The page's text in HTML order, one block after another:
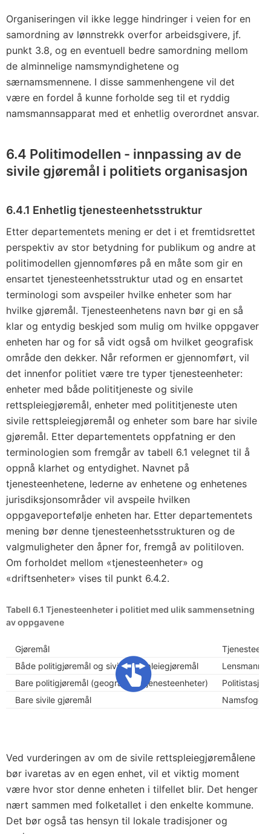
Organiseringen vil ikke legge hindringer i veien for en
samordning av lønnstrekk overfor arbeidsgivere, jf.
punkt 3.8, og en eventuell bedre samordning mellom
de alminnelige namsmyndighetene og
særnamsmennene. I disse sammenhengene vil det
være en fordel å kunne forholde seg til et ryddig
namsmannsapparat med et enhetlig overordnet ansvar.
6.4 Politimodellen - innpassing av de
sivile gjøremål i politiets organisasjon
6.4.1 Enhetlig tjenesteenhetsstruktur
Etter departementets mening er det i et fremtidsrettet
perspektiv av stor betydning for publikum og andre at
politimodellen gjennomføres på en måte som gir en
ensartet tjenesteenhetsstruktur utad og en ensartet
terminologi som avspeiler hvilke enheter som har
hvilke gjøremål. Tjenesteenhetens navn bør gi en så
klar og entydig beskjed som mulig om hvilke oppgaver
enheten har og for så vidt også om hvilket geografisk
område den dekker. Når reformen er gjennomført, vil
det innenfor politiet være tre typer tjenesteenheter:
enheter med både polititjeneste og sivile
rettspleiegjøremål, enheter med polititjeneste uten
sivile rettspleiegjøremål og enheter som bare har sivile
gjøremål. Etter departementets oppfatning er den
terminologien som fremgår av tabell 6.1 velegnet til å
oppnå klarhet og entydighet. Navnet på
tjenesteenhetene, lederne av enhetene og enhetenes
jurisdiksjonsområder vil avspeile hvilken
oppgaveportefølje enheten har. Etter departementets
mening bør denne tjenesteenhetsstrukturen og de
valgmuligheter den åpner for, fremgå av politiloven.
Om forholdet mellom «tjenesteenheter» og
«driftsenheter» vises til punkt 6.4.2.
Tabell 6.1 Tjenesteenheter i politiet med ulik sammensetning
av oppgavene
Gjøremål
Både politigjøremål og sivile rettspleiegjøremål
Bare politigjøremål (geografiske tjenesteenheter)
Politistasjon
Bare sivile gjøremål
Ved vurderingen av om de sivile rettspleiegjøremålene
bør ivaretas av en egen enhet, vil et viktig moment
være hvor stor denne enheten i tilfellet blir. Det henger
nært sammen med folketallet i den enkelte kommune.
Det bør også tas hensyn til lokale tradisjoner og